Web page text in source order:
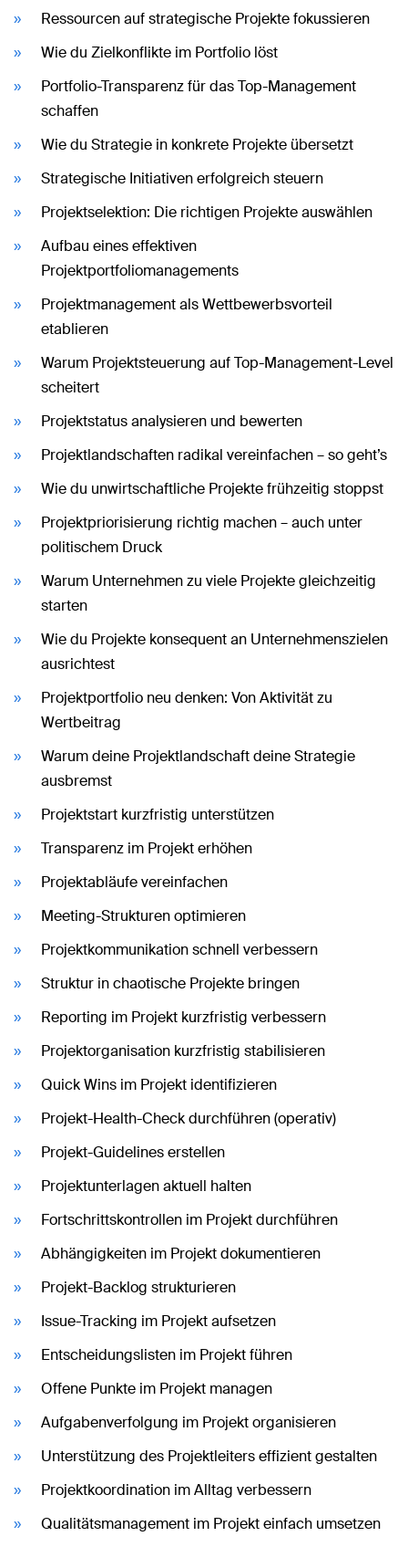
Ressourcen auf strategische Projekte fokussieren
Wie du Zielkonflikte im Portfolio löst
Portfolio-Transparenz für das Top-Management
schaffen
Wie du Strategie in konkrete Projekte übersetzt
Strategische Initiativen erfolgreich steuern
Projektselektion: Die richtigen Projekte auswählen
Aufbau eines effektiven
Projektportfoliomanagements
Projektmanagement als Wettbewerbsvorteil
etablieren
Warum Projektsteuerung auf Top-Management-Level
scheitert
Projektstatus analysieren und bewerten
Projektlandschaften radikal vereinfachen – so geht’s
Wie du unwirtschaftliche Projekte frühzeitig stoppst
Projektpriorisierung richtig machen – auch unter
politischem Druck
Warum Unternehmen zu viele Projekte gleichzeitig
starten
Wie du Projekte konsequent an Unternehmenszielen
ausrichtest
Projektportfolio neu denken: Von Aktivität zu
Wertbeitrag
Warum deine Projektlandschaft deine Strategie
ausbremst
Projektstart kurzfristig unterstützen
Transparenz im Projekt erhöhen
Projektabläufe vereinfachen
Meeting-Strukturen optimieren
Projektkommunikation schnell verbessern
Struktur in chaotische Projekte bringen
Reporting im Projekt kurzfristig verbessern
Projektorganisation kurzfristig stabilisieren
Quick Wins im Projekt identifizieren
Projekt-Health-Check durchführen (operativ)
Projekt-Guidelines erstellen
Projektunterlagen aktuell halten
Fortschrittskontrollen im Projekt durchführen
Abhängigkeiten im Projekt dokumentieren
Projekt-Backlog strukturieren
Issue-Tracking im Projekt aufsetzen
Entscheidungslisten im Projekt führen
Offene Punkte im Projekt managen
Aufgabenverfolgung im Projekt organisieren
Unterstützung des Projektleiters effizient gestalten
Projektkoordination im Alltag verbessern
Qualitätsmanagement im Projekt einfach umsetzen